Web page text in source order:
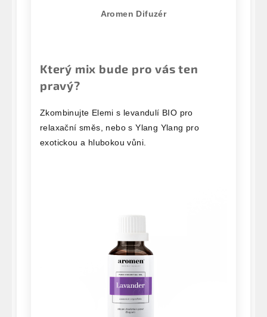
Aromen Difuzér
Který mix bude pro vás ten
pravý?
Zkombinujte Elemi s levandulí BIO pro
relaxační směs, nebo s Ylang Ylang pro
exotickou a hlubokou vůni.